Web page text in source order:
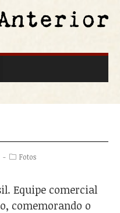
Fotos
Equipe comercial
comemorando o